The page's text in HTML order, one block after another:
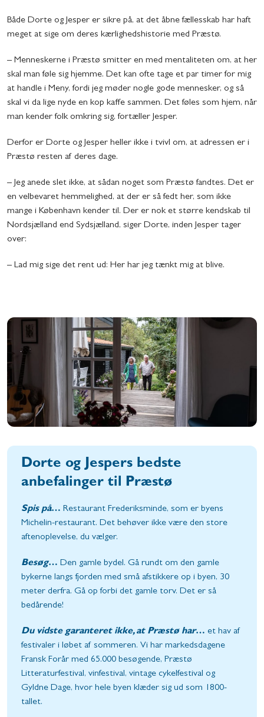
Både Dorte og Jesper er sikre på, at det åbne fællesskab har haft
meget at sige om deres kærlighedshistorie med Præstø.
– Menneskerne i Præstø smitter en med mentaliteten om, at her
skal man føle sig hjemme. Det kan ofte tage et par timer for mig
at handle i Meny, fordi jeg møder nogle gode mennesker, og så
skal vi da lige nyde en kop kaffe sammen. Det føles som hjem, når
man kender folk omkring sig, fortæller Jesper.
Derfor er Dorte og Jesper heller ikke i tvivl om, at adressen er i
Præstø resten af deres dage.
– Jeg anede slet ikke, at sådan noget som Præstø fandtes. Det er
en velbevaret hemmelighed, at der er så fedt her, som ikke
mange i København kender til. Der er nok et større kendskab til
Nordsjælland end Sydsjælland, siger Dorte, inden Jesper tager
over:
– Lad mig sige det rent ud: Her har jeg tænkt mig at blive.
Dorte og Jespers bedste
anbefalinger til Præstø
Spis på… Restaurant Frederiksminde, som er byens
Michelin-restaurant. Det behøver ikke være den store
aftenoplevelse, du vælger.
Besøg… Den gamle bydel. Gå rundt om den gamle
bykerne langs fjorden med små afstikkere op i byen, 30
meter derfra. Gå op forbi det gamle torv. Det er så
bedårende!
Du vidste garanteret ikke, at Præstø har… et hav af
festivaler i løbet af sommeren. Vi har markedsdagene
Fransk Forår med 65.000 besøgende, Præstø
Litteraturfestival, vinfestival, vintage cykelfestival og
Gyldne Dage, hvor hele byen klæder sig ud som 1800-
tallet.